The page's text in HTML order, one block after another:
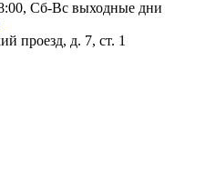
Сб-Вс выходные дни
проезд, д. 7, ст. 1